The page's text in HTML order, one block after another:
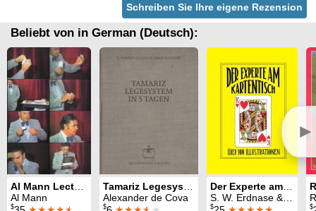
Schreiben Sie Ihre eigene Rezension
Beliebt von in German (Deutsch):
►
Al Mann Lecture
Al Mann
$
Tamariz Legesystem in 5 Tagen
Alexander de Cova
$
Der Experte am Kartentisch
S. W. Erdnase & Christian Scherer
$ $